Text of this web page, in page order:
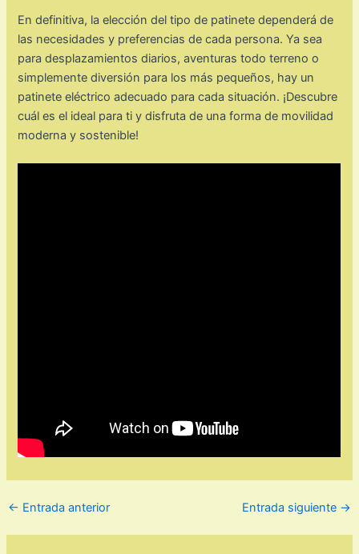
En definitiva, la elección del tipo de patinete dependerá de
las necesidades y preferencias de cada persona. Ya sea
para desplazamientos diarios, aventuras todo terreno o
simplemente diversión para los más pequeños, hay un
patinete eléctrico adecuado para cada situación. ¡Descubre
cuál es el ideal para ti y disfruta de una forma de movilidad
moderna y sostenible!
← Entrada anterior Entrada siguiente →